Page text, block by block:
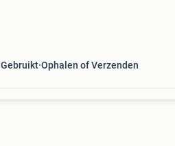
Gebruikt Ophalen of Verzenden